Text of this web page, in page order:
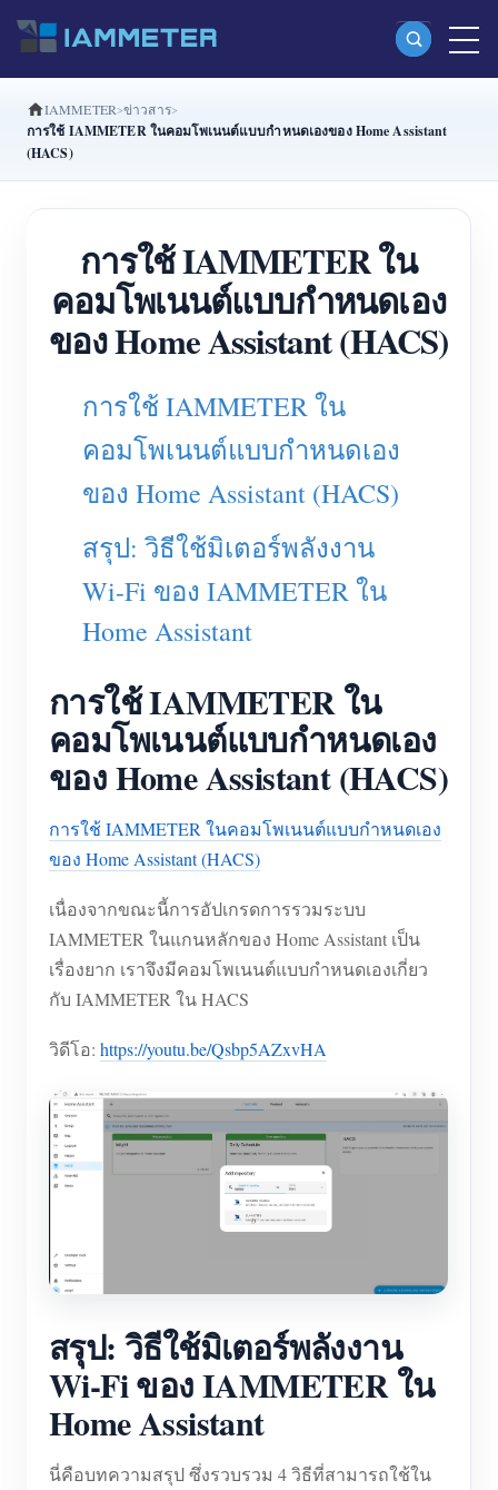
ผลิตภัณฑ์
มิเตอร์พลังงาน Wi-Fi แบบ Split Phase (WEM2067)
มิเตอร์พลังงาน Wi-Fi สามเฟส (WEM3080T)
มิเตอร์พลังงาน Wi-Fi สามเฟส (WEM3046T)
มิเตอร์พลังงาน Wi-Fi สามเฟส (WEM3050T)
IAMMETER Cloud Pro
บริการโฮสต์ด้วยตนเอง
เครื่องชาร์จ EV
โปรแกรมจำลอง IAMMETER
มิเตอร์เสมือน
ระบบพยากรณ์และจำลองพลังงาน
แอปพลิเคชัน
ตัวตรวจสอบพลังงานระบบโซลาร์ PV
ตัวตรวจสอบการใช้ไฟฟ้า
ระบบอัตโนมัติภายในบ้าน
การตรวจสอบพลังงานโรงงาน
ร้านค้า
แหล่งข้อมูล
คู่มือเริ่มต้นใช้งานผลิตภัณฑ์
เอกสาร
วิดีโอสอนใช้งาน
FAQ
ชุมชน
โปรแกรมผู้ร่วมพัฒนา
ศูนย์ผู้ร่วมพัฒนา
กิจกรรม IAMMETER
ฟอรัม
อันดับ PV
โซลูชัน
ติดต่อ
เกี่ยวกับเรา
IAMMETER ข่าวสาร
การใช้ IAMMETER ในคอมโพเนนต์แบบกำหนดเองของ Home Assistant
(HACS)
การใช้ IAMMETER ใน
คอมโพเนนต์แบบกำหนดเอง
ของ Home Assistant (HACS)
การใช้ IAMMETER ใน
คอมโพเนนต์แบบกำหนดเอง
ของ Home Assistant (HACS)
สรุป: วิธีใช้มิเตอร์พลังงาน
Wi-Fi ของ IAMMETER ใน
Home Assistant
การใช้ IAMMETER ใน
คอมโพเนนต์แบบกำหนดเอง
ของ Home Assistant (HACS)
การใช้ IAMMETER ในคอมโพเนนต์แบบกำหนดเอง
ของ Home Assistant (HACS)
เนื่องจากขณะนี้การอัปเกรดการรวมระบบ
IAMMETER ในแกนหลักของ Home Assistant เป็น
เรื่องยาก เราจึงมีคอมโพเนนต์แบบกำหนดเองเกี่ยว
กับ IAMMETER ใน HACS
วิดีโอ: https://youtu.be/Qsbp5AZxvHA
สรุป: วิธีใช้มิเตอร์พลังงาน
Wi-Fi ของ IAMMETER ใน
Home Assistant
นี่คือบทความสรุป ซึ่งรวบรวม 4 วิธีที่สามารถใช้ใน